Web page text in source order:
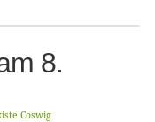
8.
Coswig